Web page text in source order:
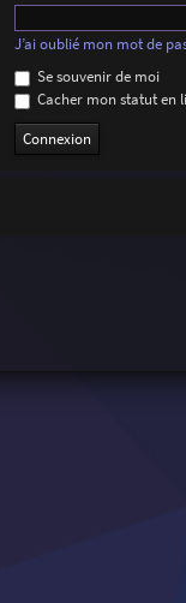
J’ai oublié mon mot de
Se souvenir de moi
Cacher mon statut en